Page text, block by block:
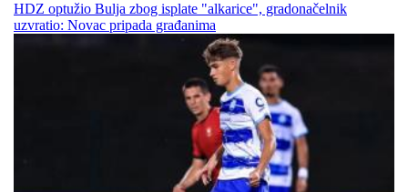
HDZ optužio Bulja zbog isplate "alkarice", gradonačelnik
uzvratio: Novac pripada građanima